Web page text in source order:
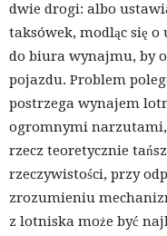
dwie drogi: albo
taksówek, modląc się
do biura wynajmu, by
pojazdu. Problem
postrzega wynajem
ogromnymi narzutami,
rzecz teoretycznie
rzeczywistości, przy
zrozumieniu
z lotniska może być